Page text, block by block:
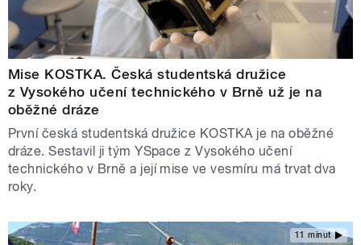
Mise KOSTKA. Česká studentská družice
z Vysokého učení technického v Brně už je na
oběžné dráze
První česká studentská družice KOSTKA je na oběžné
dráze. Sestavil ji tým YSpace z Vysokého učení
technického v Brně a její mise ve vesmíru má trvat dva
roky.
11 minut